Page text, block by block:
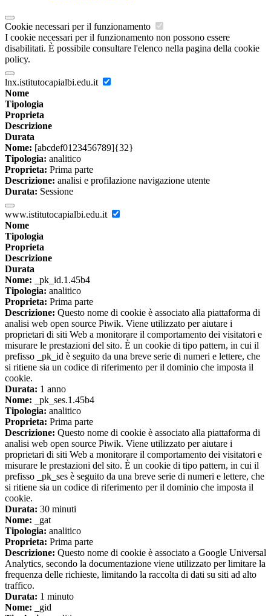
Cookie necessari per il funzionamento
I cookie necessari per il funzionamento non possono essere
disabilitati. È possibile consultare l'elenco nella pagina della cookie
policy.
lnx.istitutocapialbi.edu.it
Nome
Tipologia
Proprieta
Descrizione
Durata
Nome: [abcdef0123456789]{32}
Tipologia: analitico
Proprieta: Prima parte
Descrizione: analisi e profilazione navigazione utente
Durata: Sessione
www.istitutocapialbi.edu.it
Nome
Tipologia
Proprieta
Descrizione
Durata
Nome: _pk_id.1.45b4
Tipologia: analitico
Proprieta: Prima parte
Descrizione: Questo nome di cookie è associato alla piattaforma di
analisi web open source Piwik. Viene utilizzato per aiutare i
proprietari di siti Web a monitorare il comportamento dei visitatori e
misurare le prestazioni del sito. È un cookie di tipo pattern, in cui il
prefisso _pk_id è seguito da una breve serie di numeri e lettere, che
si ritiene sia un codice di riferimento per il dominio che imposta il
cookie.
Durata: 1 anno
Nome: _pk_ses.1.45b4
Tipologia: analitico
Proprieta: Prima parte
Descrizione: Questo nome di cookie è associato alla piattaforma di
analisi web open source Piwik. Viene utilizzato per aiutare i
proprietari di siti Web a monitorare il comportamento dei visitatori e
misurare le prestazioni del sito. È un cookie di tipo pattern, in cui il
prefisso _pk_ses è seguito da una breve serie di numeri e lettere, che
si ritiene sia un codice di riferimento per il dominio che imposta il
cookie.
Durata: 30 minuti
Nome: _gat
Tipologia: analitico
Proprieta: Prima parte
Descrizione: Questo nome di cookie è associato a Google Universal
Analytics, secondo la documentazione viene utilizzato per limitare la
frequenza delle richieste, limitando la raccolta di dati su siti ad alto
traffico.
Durata: 1 minuto
Nome: _gid